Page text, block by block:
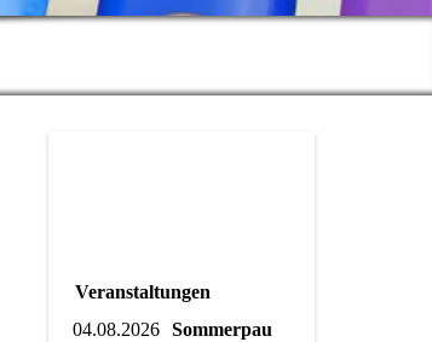
Veranstaltungen
04.08.2026 Sommerpau